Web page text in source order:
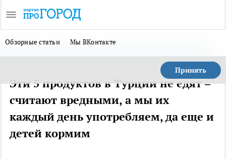
Обзорные статьи Мы ВКонтакте
Принять
Эти 5 продуктов в Турции не едят –
считают вредными, а мы их
каждый день употребляем, да еще и
детей кормим